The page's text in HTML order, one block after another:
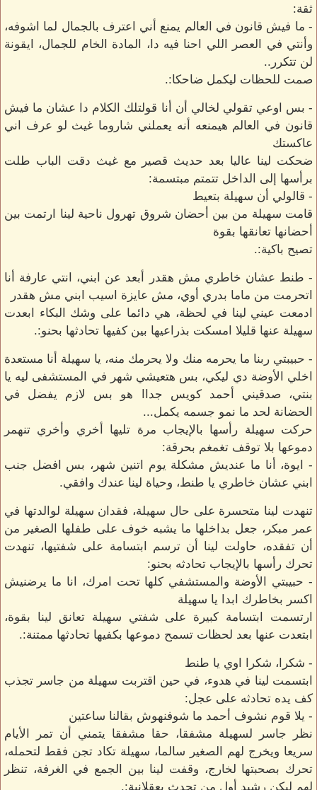
ثقة:
- ما فيش قانون في العالم يمنع أني اعترف بالجمال لما اشوفه،
وأنتي في العصر اللي احنا فيه دا، المادة الخام للجمال، ايقونة
لن تتكرر..
صمت للحظات ليكمل ضاحكا:.
- بس اوعي تقولي لخالي أن أنا قولتلك الكلام دا عشان ما فيش
قانون في العالم هيمنعه أنه يعملني شاروما غيث لو عرف اني
عاكستك
ضحكت لينا عاليا بعد حديث قصير مع غيث دقت الباب طلت
برأسها إلى الداخل تتمتم مبتسمة:
- قالولي أن سهيلة بتعيط
قامت سهيلة من بين أحضان شروق تهرول ناحية لينا ارتمت بين
أحضانها تعانقها بقوة
تصيح باكية:.
- طنط عشان خاطري مش هقدر أبعد عن ابني، انتي عارفة أنا
اتحرمت من ماما بدري أوي، مش عايزة اسيب ابني مش هقدر
ادمعت عيني لينا في لحظة، هي دائما على وشك البكاء ابعدت
سهيلة عنها قليلا امسكت بذراعيها بين كفيها تحادثها بحنو:.
- حبيبتي ربنا ما يحرمه منك ولا يحرمك منه، يا سهيلة أنا مستعدة
اخلي الأوضة دي ليكي، بس هتعيشي شهر في المستشفى ليه يا
بنتي، صدقيني أحمد كويس جداا هو بس لازم يفضل في
الحضانة لحد ما نمو جسمه يكمل...
حركت سهيلة رأسها بالإيجاب مرة تليها أخري وأخري تنهمر
دموعها بلا توقف تغمغم بحرقة:
- ايوة، أنا ما عنديش مشكلة يوم اتنين شهر، بس افضل جنب
ابني عشان خاطري يا طنط، وحياة لينا عندك وافقي.
تنهدت لينا متحسرة على حال سهيلة، فقدان سهيلة لوالدتها في
عمر مبكر، جعل بداخلها ما يشبه خوف على طفلها الصغير من
أن تفقده، حاولت لينا أن ترسم ابتسامة على شفتيها، تنهدت
تحرك رأسها بالإيجاب تحادثه بحنو:
- حبيبتي الأوضة والمستشفي كلها تحت امرك، انا ما يرضنيش
اكسر بخاطرك ابدا يا سهيلة
ارتسمت ابتسامة كبيرة على شفتي سهيلة تعانق لينا بقوة،
ابتعدت عنها بعد لحظات تسمح دموعها بكفيها تحادثها ممتنة:.
- شكرا، شكرا اوي يا طنط
ابتسمت لينا في هدوء، في حين اقتربت سهيلة من جاسر تجذب
كف يده تحادثه على عجل:
- يلا قوم نشوف أحمد ما شوفنهوش بقالنا ساعتين
نظر جاسر لسهيلة مشفقا، حقا مشفقا يتمني أن تمر الأيام
سريعا ويخرج لهم الصغير سالما، سهيلة تكاد تجن فقط لتحمله،
تحرك بصحبتها لخارج، وقفت لينا بين الجمع في الغرفة، تنظر
لهم ليكن رشيد أول من تحدث بعقلانية:.